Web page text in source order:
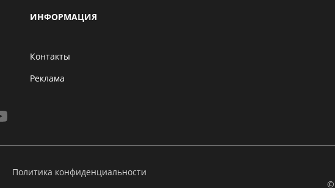
ИНФОРМАЦИЯ
Контакты
Реклама
Политика конфиденциальности
©